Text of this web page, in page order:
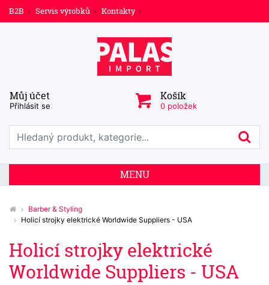
B2B Servis výrobků Kontakty
Můj účet
Přihlásit se
Košík
0 položek
Prohledat web
MENU
Barber & Styling
Holicí strojky elektrické Worldwide Suppliers - USA
Holicí strojky elektrické
Worldwide Suppliers - USA